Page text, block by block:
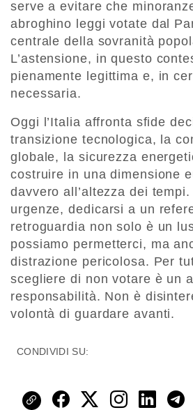
serve a evitare che
abroghino leggi votate dal
centrale della sovranità
L’astensione, in questo
pienamente legittima e, in
necessaria.
Oggi l’Italia affronta sfide
transizione tecnologica, la
globale, la sicurezza
costruire in una dimensione
davvero all’altezza dei
urgenze, dedicarsi a un
retroguardia non solo è un
possiamo permetterci, ma
distrazione pericolosa. Per
scegliere di non votare è un
responsabilità. Non è
volontà di guardare avanti.
CONDIVIDI SU: